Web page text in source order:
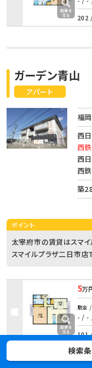
202
アパート
ガーデン青山
福
西
西
西
西
築
ポイント
太宰府市の賃貸はスマイ
スマイルプラザ二日市
5万
敷金
- / -
101
検索